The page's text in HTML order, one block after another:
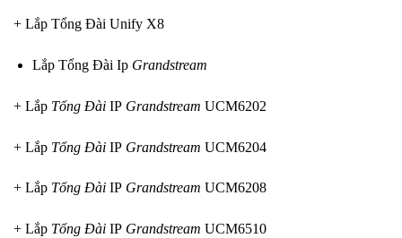
+ Lắp Tổng Đài Unify X8
Lắp Tổng Đài Ip Grandstream
+ Lắp Tổng Đài IP Grandstream UCM6202
+ Lắp Tổng Đài IP Grandstream UCM6204
+ Lắp Tổng Đài IP Grandstream UCM6208
+ Lắp Tổng Đài IP Grandstream UCM6510